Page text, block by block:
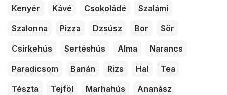
Kenyér
Kávé Csokoládé
Szalámi
Szalonna
Pizza Dzsúsz Bor
Sör
Csirkehús
Sertéshús Alma
Narancs
Paradicsom
Banán Rizs Hal
Tea
Tészta
Tejföl Marhahús
Ananász